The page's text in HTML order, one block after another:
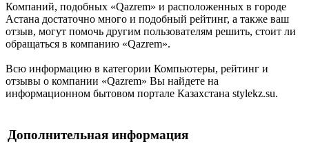
Компаний, подобных «Qazrem» и расположенных в городе
Астана достаточно много и подобный рейтинг, а также ваш
отзыв, могут помочь другим пользователям решить, стоит ли
обращаться в компанию «Qazrem».
Всю информацию в категории Компьютеры, рейтинг и
отзывы о компании «Qazrem» Вы найдете на
информационном бытовом портале Казахстана stylekz.su.
Дополнительная информация